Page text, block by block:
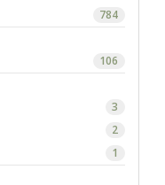
784
106
3
2
1